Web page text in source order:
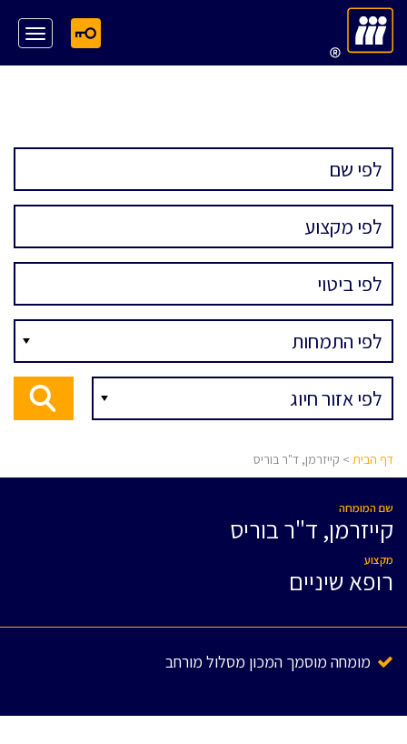
דף הבית > קייזרמן, ד"ר בוריס
שם המומחה
קייזרמן, ד"ר בוריס
מקצוע
רופא שיניים
מומחה מוסמך המכון מסלול מורחב